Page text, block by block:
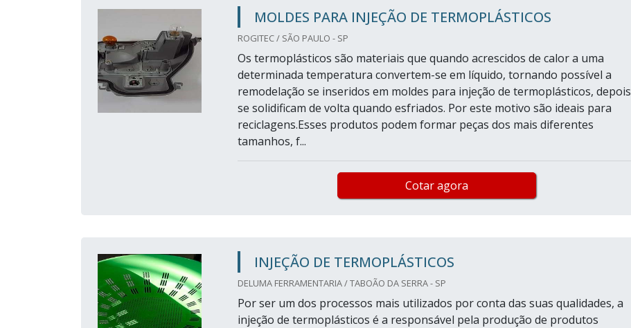
MOLDES PARA INJEÇÃO DE TERMOPLÁSTICOS
ROGITEC / SÃO PAULO - SP
Os termoplásticos são materiais que quando acrescidos de calor a uma
determinada temperatura convertem-se em líquido, tornando possível a
remodelação se inseridos em moldes para injeção de termoplásticos, depois
se solidificam de volta quando esfriados. Por este motivo são ideais para
reciclagens.Esses produtos podem formar peças dos mais diferentes
tamanhos, f...
Cotar agora
INJEÇÃO DE TERMOPLÁSTICOS
DELUMA FERRAMENTARIA / TABOÃO DA SERRA - SP
Por ser um dos processos mais utilizados por conta das suas qualidades, a
injeção de termoplásticos é a responsável pela produção de produtos